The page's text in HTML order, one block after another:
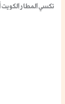
تكسي المطار الكويت